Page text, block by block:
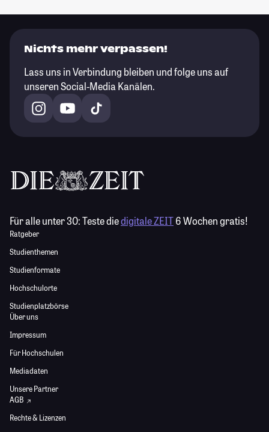
Nichts mehr verpassen!
Lass uns in Verbindung bleiben und folge uns auf
unseren Social-Media Kanälen.
Für alle unter 30:Teste diedigitale ZEIT6 Wochen gratis!
Ratgeber
Studienthemen
Studienformate
Hochschulorte
Studienplatzbörse
Über uns
Impressum
Für Hochschulen
Mediadaten
Unsere Partner
AGB
Rechte & Lizenzen